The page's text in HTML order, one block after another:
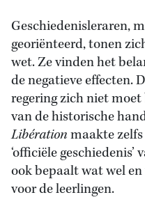
Geschiedenisleraren,
georiënteerd, tonen
wet. Ze vinden het
de negatieve effecten.
regering zich niet
van de historische
Libérationmaakte
‘officiële
ook bepaalt wat wel
voor de leerlingen.